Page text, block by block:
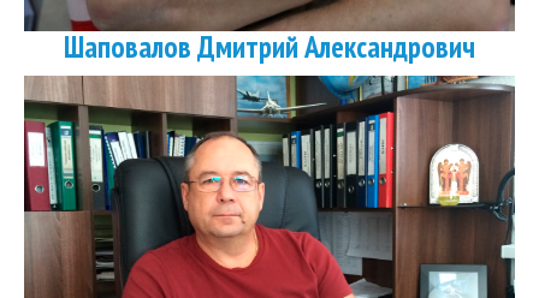
Шаповалов Дмитрий Александрович